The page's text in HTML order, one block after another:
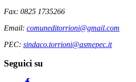
Fax: 0825 1735266
Email: comuneditorrioni@gmail.com
PEC: sindaco.torrioni@asmepec.it
Seguici su